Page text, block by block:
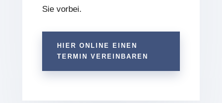
Sie vorbei.
HIER ONLINE EINEN
TERMIN VEREINBAREN